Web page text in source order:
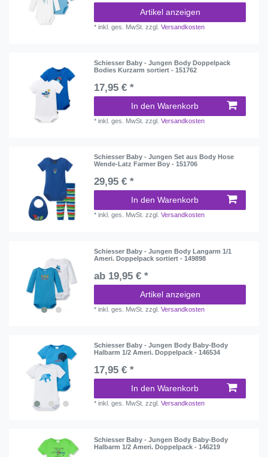
Artikel anzeigen
*inkl. ges. MwSt. zzgl.Versandkosten
Schiesser Baby - Jungen Body Doppelpack
Bodies Kurzarm sortiert - 151762
17,95 € *
In den Warenkorb
*inkl. ges. MwSt. zzgl.Versandkosten
Schiesser Baby - Jungen Set aus Body Hose
Wende-Latz Farmer Boy - 151706
29,95 € *
In den Warenkorb
*inkl. ges. MwSt. zzgl.Versandkosten
Schiesser Baby - Jungen Body Langarm 1/1
Ameri. Doppelpack sortiert - 149898
ab 19,95 € *
Artikel anzeigen
*inkl. ges. MwSt. zzgl.Versandkosten
Schiesser Baby - Jungen Body Baby-Body
Halbarm 1/2 Ameri. Doppelpack - 146534
17,95 € *
In den Warenkorb
*inkl. ges. MwSt. zzgl.Versandkosten
Schiesser Baby - Jungen Body Baby-Body
Halbarm 1/2 Ameri. Doppelpack - 146219